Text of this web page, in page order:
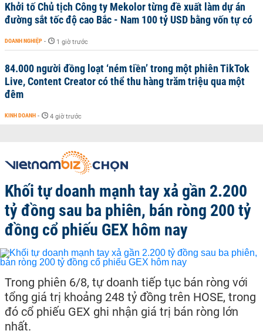
Khởi tố Chủ tịch Công ty Mekolor từng đề xuất làm dự án
đường sắt tốc độ cao Bắc - Nam 100 tỷ USD bằng vốn tự có
DOANH NGHIỆP - 1 giờ trước
84.000 người đồng loạt ‘ném tiền’ trong một phiên TikTok
Live, Content Creator có thể thu hàng trăm triệu qua một
đêm
KINH DOANH - 4 giờ trước
Khối tự doanh mạnh tay xả gần 2.200
tỷ đồng sau ba phiên, bán ròng 200 tỷ
đồng cổ phiếu GEX hôm nay
Trong phiên 6/8, tự doanh tiếp tục bán ròng với
tổng giá trị khoảng 248 tỷ đồng trên HOSE, trong
đó cổ phiếu GEX ghi nhận giá trị bán ròng lớn
nhất.